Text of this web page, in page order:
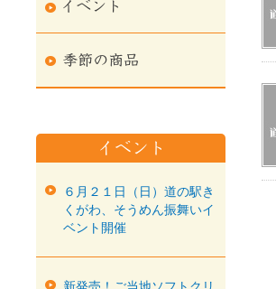
６月２１日（日）道の駅き
くがわ、そうめん振舞いイ
ベント開催